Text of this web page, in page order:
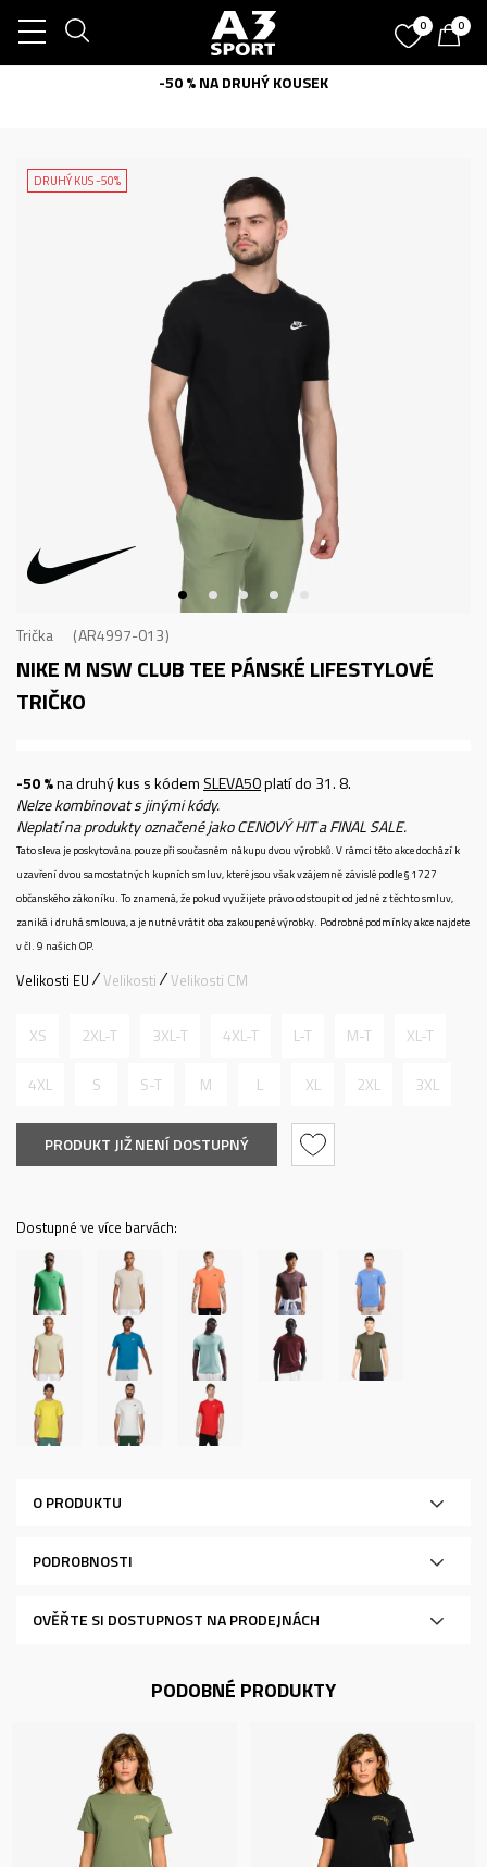
0 0
-50 % NA DRUHÝ KOUSEK
DRUHÝ KUS -50%
Trička AR4997-013
NIKE M NSW CLUB TEEPÁNSKÉ LIFESTYLOVÉ
TRIČKO
-50 %na druhý kus s kódem SLEVA50platí do 31. 8.
Nelze kombinovat s jinými kódy.
Neplatí na produkty označené jako CENOVÝ HIT a FINAL SALE.
Tato sleva je poskytována pouze při současném nákupu dvou výrobků. V rámci této akce dochází k
uzavření dvou samostatných kupních smluv, které jsou však vzájemně závislé podle § 1727
občanského zákoníku. To znamená, že pokud využijete právo odstoupit od jedné z těchto smluv,
zaniká i druhá smlouva, a je nutné vrátit oba zakoupené výrobky. Podrobné podmínky akce najdete
v čl. 9 našich OP.
Velikosti EU Velikosti Velikosti CM
XS 2XL-T 3XL-T 4XL-T L-T M-T XL-T
4XL S S-T M L XL 2XL 3XL
PRODUKT JIŽ NENÍ DOSTUPNÝ
Dostupné ve více barvách:
O PRODUKTU
PODROBNOSTI
OVĚŘTE SI DOSTUPNOST NA PRODEJNÁCH
PODOBNÉ PRODUKTY